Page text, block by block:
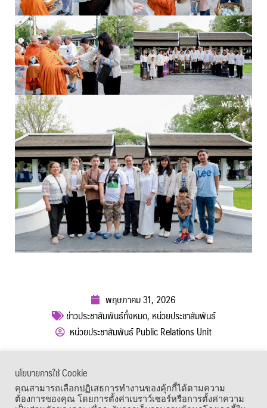
พฤษภาคม 31, 2026
ข่าวประชาสัมพันธ์ทั้งหมด, หน่วยประชาสัมพันธ์
หน่วยประชาสัมพันธ์ Public Relations Unit
เมนูลัด
นโยบายการใช้ Cookie
คุณสามารถเลือกปฏิเสธการทำงานของคุ้กกี้ได้ตามความ
ต้องการของคุณ โดยการตั้งค่าเบราว์เซอร์หรือการตั้งค่าความ